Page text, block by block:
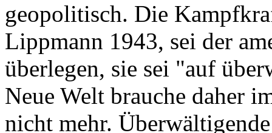
geopolitisch. Die
Lippmann 1943, sei der
überlegen, sie sei "auf
Neue Welt brauche daher
nicht mehr.